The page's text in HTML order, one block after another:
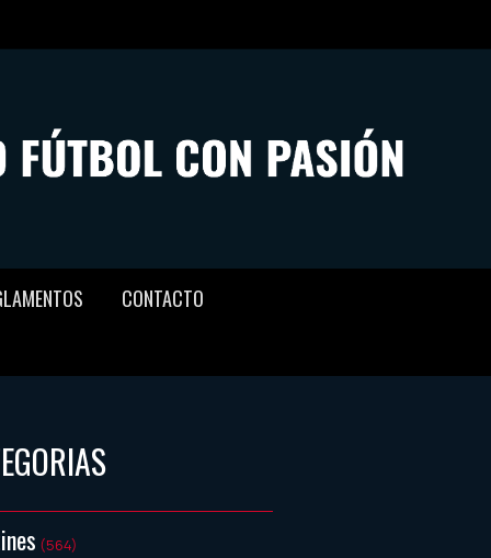
CONTACTO
(564)